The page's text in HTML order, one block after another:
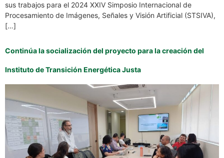
sus trabajos para el 2024 XXIV Simposio Internacional de
Procesamiento de Imágenes, Señales y Visión Artificial (STSIVA),
[…]
Continúa la socialización del proyecto para la creación del
Instituto de Transición Energética Justa